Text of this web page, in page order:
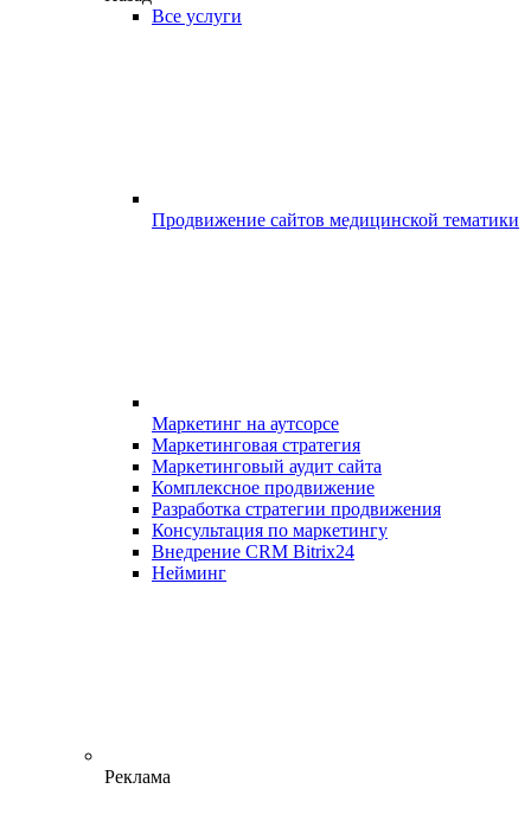
Все услуги
Продвижение сайтов медицинской тематики
Маркетинг на аутсорсе
Маркетинговая стратегия
Маркетинговый аудит сайта
Комплексное продвижение
Разработка стратегии продвижения
Консультация по маркетингу
Внедрение CRM Bitrix24
Нейминг
Реклама